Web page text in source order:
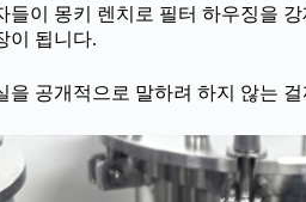
들이 몽키 렌치로 필터 하우징을
이 됩니다.
을 공개적으로 말하려 하지 않는 걸